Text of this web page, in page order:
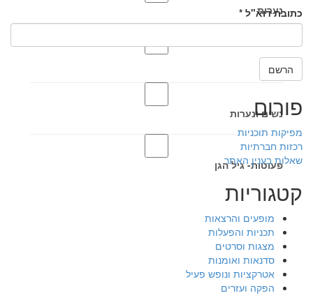
נערות
נשים
נשים ונערות
פעוטות- גיל הגן
כתובת דוא"ל *
הרשם
פורום
מפיקות תוכניות
רכזות חברתיות
שאלות בענין האתר
קטגוריות
מופעים והרצאות
תכניות והפעלות
מצגות וסרטים
סדנאות ואומנות
אטרקציות ונופש פעיל
הפקה ועזרים